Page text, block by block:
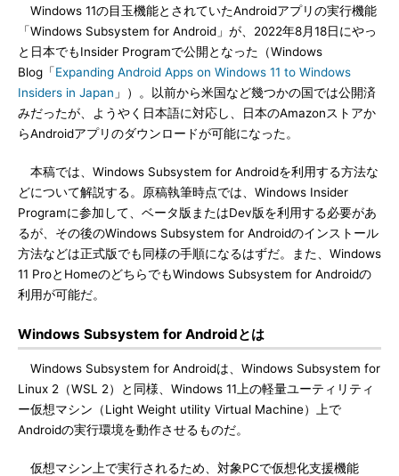
Windows 11の目玉機能とされていたAndroidアプリの実行機能
「Windows Subsystem for Android」が、2022年8月18日にやっ
と日本でもInsider Programで公開となった（Windows
Blog「Expanding Android Apps on Windows 11 to Windows
Insiders in Japan 」）。以前から米国など幾つかの国では公開済
みだったが、ようやく日本語に対応し、日本のAmazonストアか
らAndroidアプリのダウンロードが可能になった。
本稿では、Windows Subsystem for Androidを利用する方法な
どについて解説する。原稿執筆時点では、Windows Insider
Programに参加して、ベータ版またはDev版を利用する必要があ
るが、その後のWindows Subsystem for Androidのインストール
方法などは正式版でも同様の手順になるはずだ。また、Windows
11 ProとHomeのどちらでもWindows Subsystem for Androidの
利用が可能だ。
Windows Subsystem for Androidとは
Windows Subsystem for Androidは、Windows Subsystem for
Linux 2（WSL 2）と同様、Windows 11上の軽量ユーティリティ
ー仮想マシン（Light Weight utility Virtual Machine）上で
Androidの実行環境を動作させるものだ。
仮想マシン上で実行されるため、対象PCで仮想化支援機能